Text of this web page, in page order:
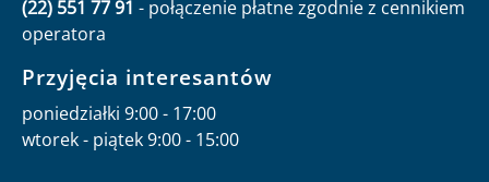
(22) 551 77 91 - połączenie płatne zgodnie z cennikiem
operatora
Przyjęcia interesantów
poniedziałki 9:00 - 17:00
wtorek - piątek 9:00 - 15:00